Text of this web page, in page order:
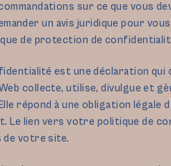
sur ce que vous
un avis juridique pour
de protection de
est une déclaration qui
collecte, utilise, divulgue et
répond à une obligation légale
Le lien vers votre politique de
de votre site.